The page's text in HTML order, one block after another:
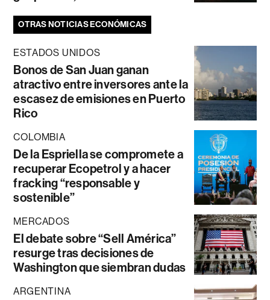
OTRAS NOTICIAS ECONÓMICAS
ESTADOS UNIDOS
Bonos de San Juan ganan
atractivo entre inversores ante la
escasez de emisiones en Puerto
Rico
COLOMBIA
De la Espriella se compromete a
recuperar Ecopetrol y a hacer
fracking “responsable y
sostenible”
MERCADOS
El debate sobre “Sell América”
resurge tras decisiones de
Washington que siembran dudas
ARGENTINA